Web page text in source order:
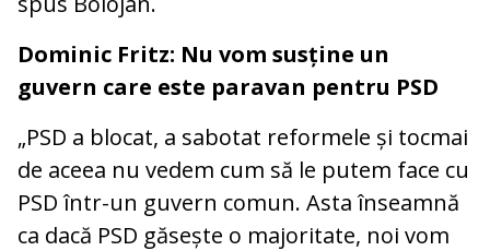
Dominic Fritz: Nu vom susține un
guvern care este paravan pentru PSD
„PSD a blocat, a sabotat reformele și tocmai
de aceea nu vedem cum să le putem face cu
PSD într-un guvern comun. Asta înseamnă
ca dacă PSD găsește o majoritate, noi vom